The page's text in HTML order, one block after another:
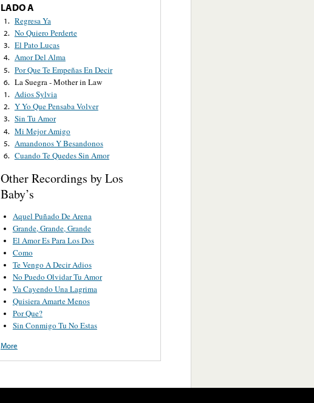
LADO A
1. Regresa Ya
2. No Quiero Perderte
3. El Pato Lucas
4. Amor Del Alma
5. Por Que Te Empeñas En Decir
6. La Suegra - Mother in Law
1. Adios Sylvia
2. Y Yo Que Pensaba Volver
3. Sin Tu Amor
4. Mi Mejor Amigo
5. Amandonos Y Besandonos
6. Cuando Te Quedes Sin Amor
Other Recordings by Los
Baby’s
Aquel Puñado De Arena
Grande, Grande, Grande
El Amor Es Para Los Dos
Como
Te Vengo A Decir Adios
No Puedo Olvidar Tu Amor
Va Cayendo Una Lagrima
Quisiera Amarte Menos
Por Que?
Sin Conmigo Tu No Estas
More